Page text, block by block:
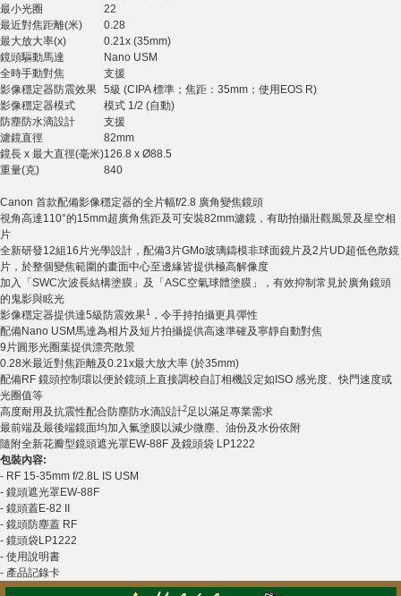
最小光圈
22
最近對焦距離(米)
0.28
最大放大率(x)
0.21x (35mm)
鏡頭驅動馬達
Nano USM
全時手動對焦
支援
影像穩定器防震效果 5級 (CIPA 標準；焦距：35mm；使用EOS R)
影像穩定器模式
模式 1/2 (自動)
防塵防水滴設計
支援
濾鏡直徑
82mm
鏡長 x 最大直徑(毫米)126.8 x Ø88.5
重量(克)
840
Canon 首款配備影像穩定器的全片幅f/2.8 廣角變焦鏡頭
視角高達110°的15mm超廣角焦距及可安裝82mm濾鏡，有助拍攝壯觀風景及星空相
片
全新研發12組16片光學設計，配備3片GMo玻璃鑄模非球面鏡片及2片UD超低色散鏡
片，於整個變焦範圍的畫面中心至邊緣皆提供極高解像度
加入「SWC次波長結構塗膜」及「ASC空氣球體塗膜」，有效抑制常見於廣角鏡頭
的鬼影與眩光
影像穩定器提供達5級防震效果1
，令手持拍攝更具彈性
配備Nano USM馬達為相片及短片拍攝提供高速準確及寧靜自動對焦
9片圓形光圈葉提供漂亮散景
0.28米最近對焦距離及0.21x最大放大率 (於35mm)
配備RF 鏡頭控制環以便於鏡頭上直接調校自訂相機設定如ISO 感光度、快門速度或
光圈值等
高度耐用及抗震性配合防塵防水滴設計2足以滿足專業需求
最前端及最後端鏡面均加入氟塗膜以減少微塵、油份及水份依附
隨附全新花瓣型鏡頭遮光罩EW-88F 及鏡頭袋 LP1222
包裝內容:
- RF 15-35mm f/2.8L IS USM
- 鏡頭遮光罩EW-88F
- 鏡頭蓋E-82 II
- 鏡頭防塵蓋 RF
- 鏡頭袋LP1222
- 使用說明書
- 產品記錄卡